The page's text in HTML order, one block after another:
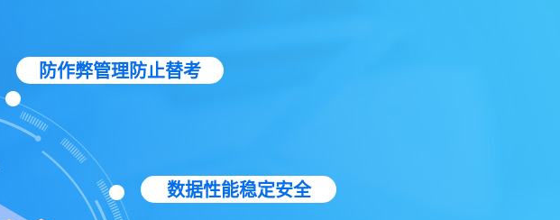
防作弊管理防止替考
数据性能稳定安全